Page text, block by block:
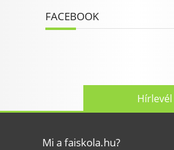
FACEBOOK
Hírlevél
Mi a faiskola.hu?